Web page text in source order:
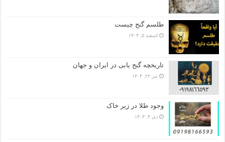
طلسم گنج چیست
اسفند ۵, ۱۴۰۴
تاریخچه گنج‌ یابی در ایران و جهان
تیر ۲۲, ۱۴۰۴
وجود طلا در زیر خاک
دی ۴, ۱۴۰۳